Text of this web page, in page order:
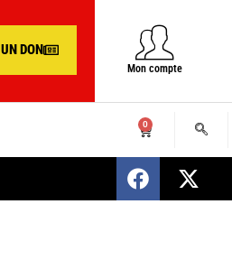
DON
Mon compte
0
SENEGAL : Nomination d’un nouveau